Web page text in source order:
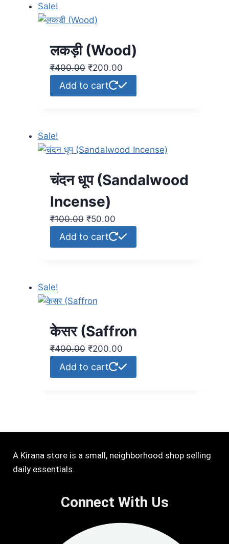
Sale!
लकड़ी (Wood)
₹400.00 ₹200.00
Add to cart
Sale!
चंदन धूप (Sandalwood
Incense)
₹100.00 ₹50.00
Add to cart
Sale!
केसर (Saffron
₹400.00 ₹200.00
Add to cart
A Kirana store is a small, neighborhood shop selling
daily essentials.
Connect With Us